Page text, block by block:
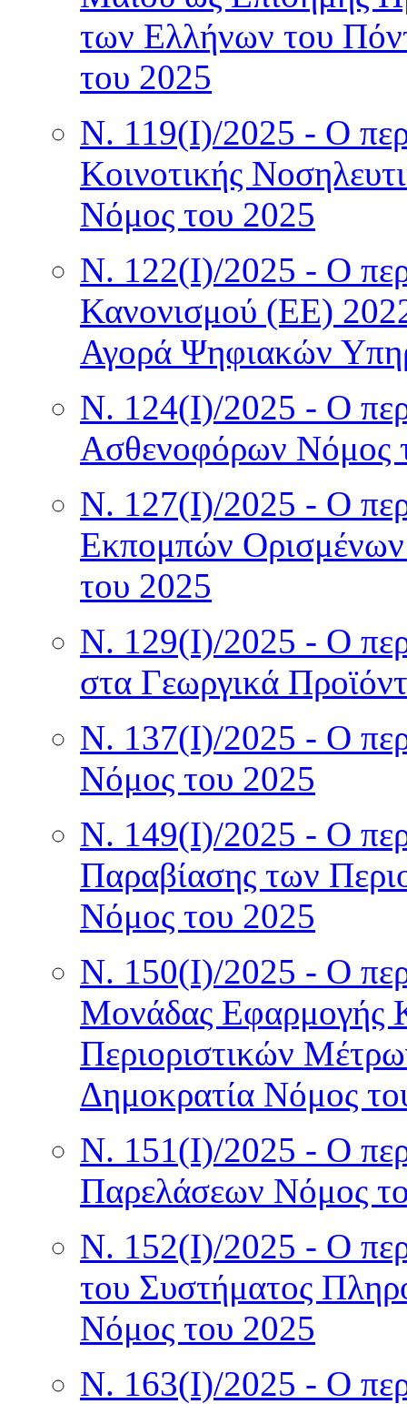
των Ελλήνων του
του 2025
Ν. 119(I)/2025 - Ο
Κοινοτικής
Νόμος του 2025
Ν. 122(I)/2025 - Ο
Κανονισμού (ΕΕ)
Αγορά Ψηφιακών
Ν. 124(I)/2025 - Ο
Ασθενοφόρων Νόμος
Ν. 127(I)/2025 - Ο
Εκπομπών
του 2025
Ν. 129(I)/2025 - Ο
στα Γεωργικά
Ν. 137(I)/2025 - Ο
Νόμος του 2025
Ν. 149(I)/2025 - Ο
Παραβίασης των
Νόμος του 2025
Ν. 150(I)/2025 - Ο
Μονάδας Εφαρμογής
Περιοριστικών
Δημοκρατία Νόμος
Ν. 151(I)/2025 - Ο
Παρελάσεων Νόμος
Ν. 152(I)/2025 - Ο
του Συστήματος
Νόμος του 2025
Ν. 163(I)/2025 - Ο